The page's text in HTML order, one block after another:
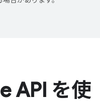
API を使